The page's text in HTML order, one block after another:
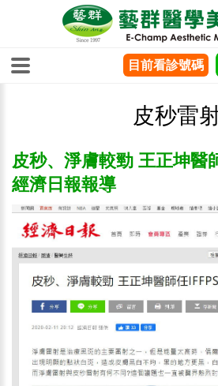
皮秒雷
皮秒、淨膚較勁 王正坤醫
經濟日報報導
目前看診號碼